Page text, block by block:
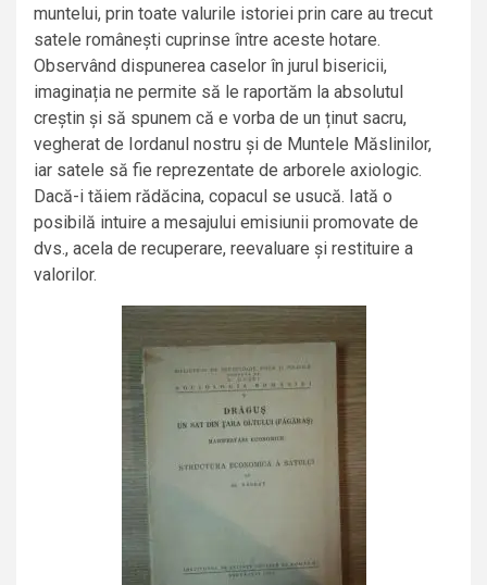
muntelui, prin toate valurile istoriei prin care au trecut
satele românești cuprinse între aceste hotare.
Observând dispunerea caselor în jurul bisericii,
imaginația ne permite să le raportăm la absolutul
creștin și să spunem că e vorba de un ținut sacru,
vegherat de Iordanul nostru și de Muntele Măslinilor,
iar satele să fie reprezentate de arborele axiologic.
Dacă-i tăiem rădăcina, copacul se usucă. Iată o
posibilă intuire a mesajului emisiunii promovate de
dvs., acela de recuperare, reevaluare și restituire a
valorilor.